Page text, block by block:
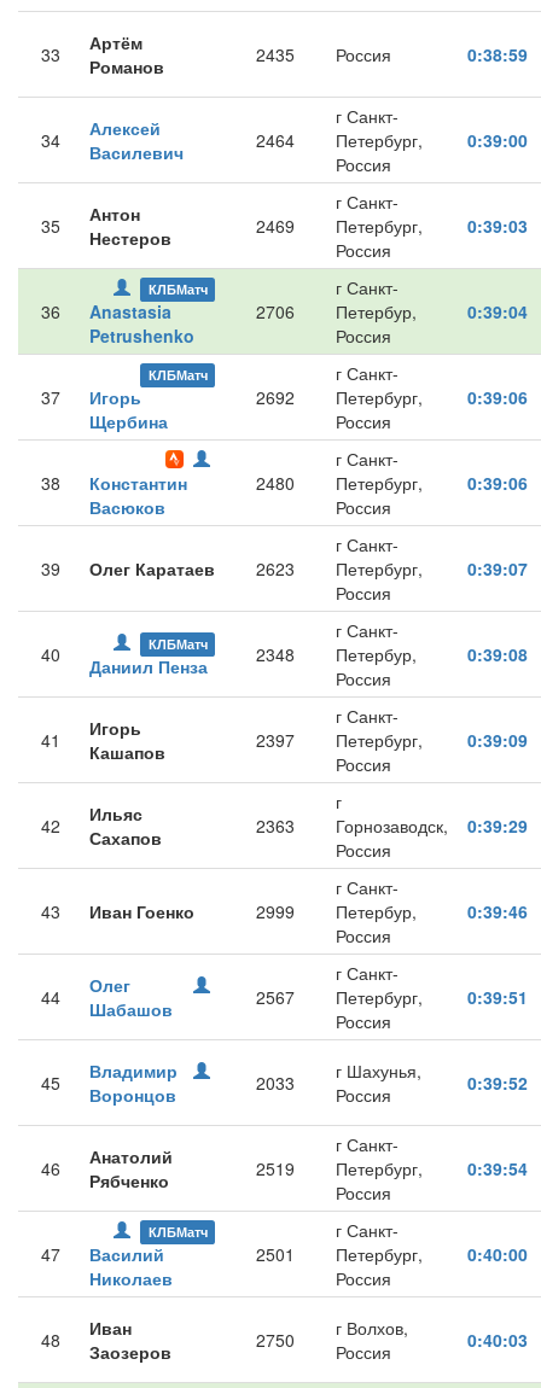
33
Артём
Романов
2435 Россия 0:38:59
34
Алексей
Василевич
2464
г Санкт-
Петербург,
Россия
0:39:00
35
Антон
Нестеров
2469
г Санкт-
Петербург,
Россия
0:39:03
36
КЛБМатч
Anastasia
Petrushenko
2706
г Санкт-
Петербур,
Россия
0:39:04
37
КЛБМатч
Игорь
Щербина
2692
г Санкт-
Петербург,
Россия
0:39:06
38
Константин
Васюков
2480
г Санкт-
Петербург,
Россия
0:39:06
39 Олег Каратаев 2623
г Санкт-
Петербург,
Россия
0:39:07
40 КЛБМатч
Даниил Пенза 2348
г Санкт-
Петербур,
Россия
0:39:08
41
Игорь
Кашапов
2397
г Санкт-
Петербург,
Россия
0:39:09
42
Ильяс
Сахапов
2363
г
Горнозаводск,
Россия
0:39:29
43 Иван Гоенко 2999
г Санкт-
Петербур,
Россия
0:39:46
44
Олег
Шабашов
2567
г Санкт-
Петербург,
Россия
0:39:51
45
Владимир
Воронцов
2033
г Шахунья,
Россия
0:39:52
46
Анатолий
Рябченко
2519
г Санкт-
Петербург,
Россия
0:39:54
47
КЛБМатч
Василий
Николаев
2501
г Санкт-
Петербург,
Россия
0:40:00
48
Иван
Заозеров
2750
г Волхов,
Россия
0:40:03